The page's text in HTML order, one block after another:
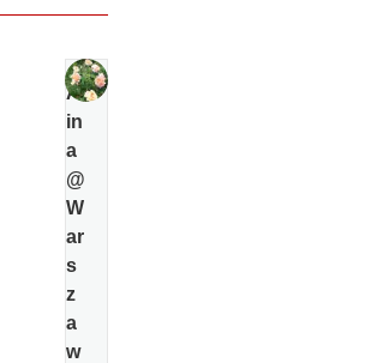
Al
in
a
@
W
ar
s
z
a
w